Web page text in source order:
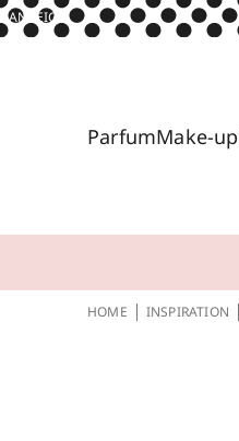
ANZEIGE
ParfumMake-up
HOME INSPIRATION